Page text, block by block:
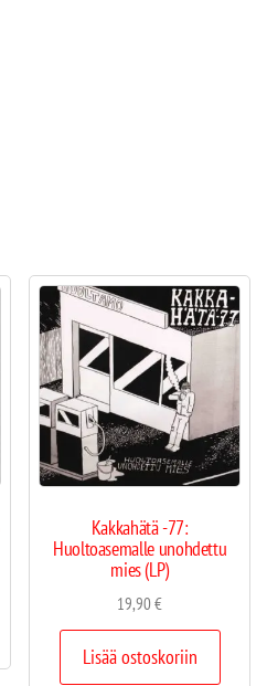
Kakkahätä -77:
Huoltoasemalle unohdettu
mies (LP)
19,90€
Lisää ostoskoriin